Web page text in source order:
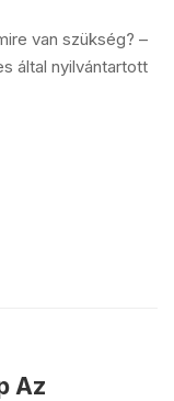
van szükség? –
által nyilvántartott
Az